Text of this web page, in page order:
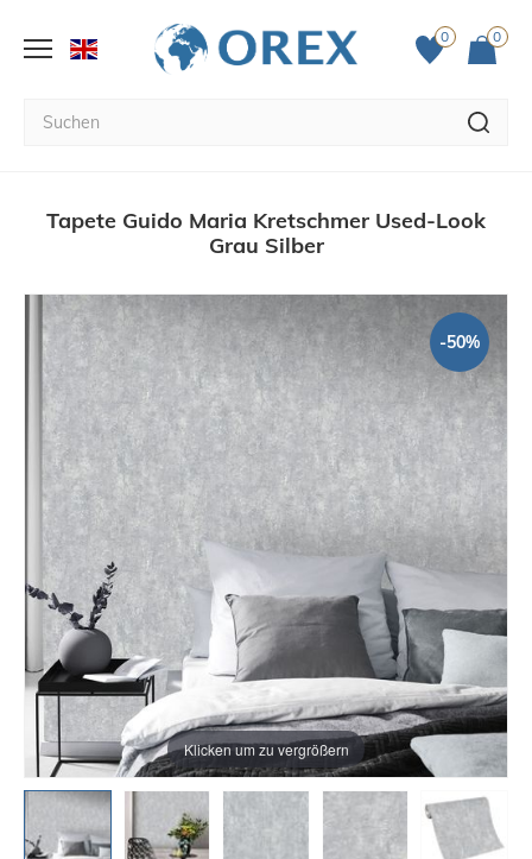
0 0
Tapete Guido Maria Kretschmer Used-Look
Grau Silber
Klicken um zu vergrößern
-50%